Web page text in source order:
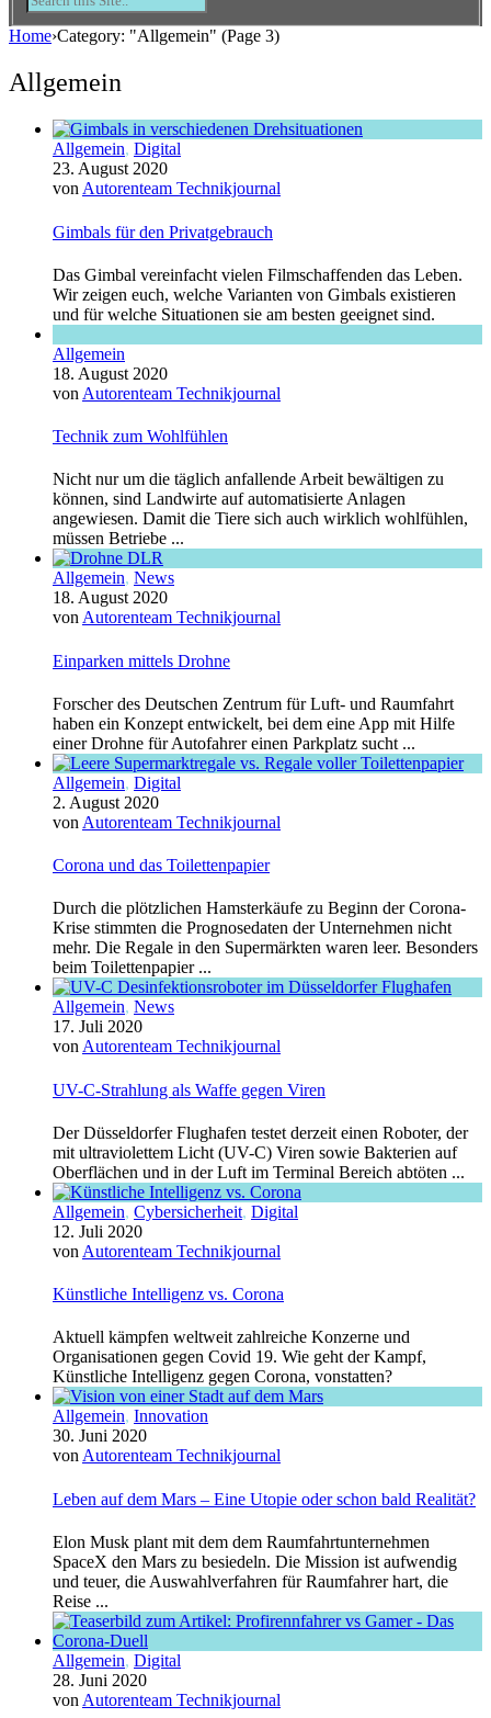
Home›Category: "Allgemein" (Page 3)
Allgemein
Allgemein, Digital
23. August 2020
von Autorenteam Technikjournal
Gimbals für den Privatgebrauch
Das Gimbal vereinfacht vielen Filmschaffenden das Leben.
Wir zeigen euch, welche Varianten von Gimbals existieren
und für welche Situationen sie am besten geeignet sind.
Allgemein
18. August 2020
von Autorenteam Technikjournal
Technik zum Wohlfühlen
Nicht nur um die täglich anfallende Arbeit bewältigen zu
können, sind Landwirte auf automatisierte Anlagen
angewiesen. Damit die Tiere sich auch wirklich wohlfühlen,
müssen Betriebe ...
Allgemein, News
18. August 2020
von Autorenteam Technikjournal
Einparken mittels Drohne
Forscher des Deutschen Zentrum für Luft- und Raumfahrt
haben ein Konzept entwickelt, bei dem eine App mit Hilfe
einer Drohne für Autofahrer einen Parkplatz sucht ...
Allgemein, Digital
2. August 2020
von Autorenteam Technikjournal
Corona und das Toilettenpapier
Durch die plötzlichen Hamsterkäufe zu Beginn der Corona-
Krise stimmten die Prognosedaten der Unternehmen nicht
mehr. Die Regale in den Supermärkten waren leer. Besonders
beim Toilettenpapier ...
Allgemein, News
17. Juli 2020
vonAutorenteam Technikjournal
UV-C-Strahlung als Waffe gegen Viren
Der Düsseldorfer Flughafen testet derzeit einen Roboter, der
mit ultraviolettem Licht (UV-C) Viren sowie Bakterien auf
Oberflächen und in der Luft im Terminal Bereich abtöten ...
Allgemein, Cybersicherheit, Digital
12. Juli 2020
von Autorenteam Technikjournal
Künstliche Intelligenz vs. Corona
Aktuell kämpfen weltweit zahlreiche Konzerne und
Organisationen gegen Covid 19. Wie geht der Kampf,
Künstliche Intelligenz gegen Corona, vonstatten?
Allgemein, Innovation
30. Juni 2020
vonAutorenteam Technikjournal
Leben auf dem Mars – Eine Utopie oder schon bald Realität?
Elon Musk plant mit dem dem Raumfahrtunternehmen
SpaceX den Mars zu besiedeln. Die Mission ist aufwendig
und teuer, die Auswahlverfahren für Raumfahrer hart, die
Reise ...
Allgemein, Digital
28. Juni 2020
von Autorenteam Technikjournal